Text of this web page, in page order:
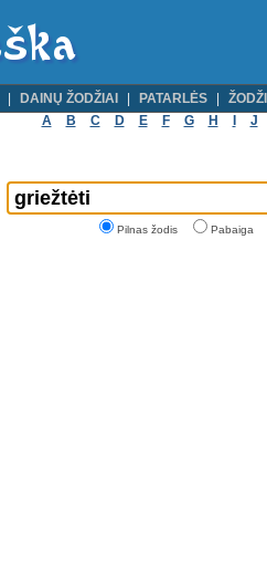
DAINŲ ŽODŽIAI PATARLĖS
A
B C D E F G H J
Pilnas žodis Pabaiga